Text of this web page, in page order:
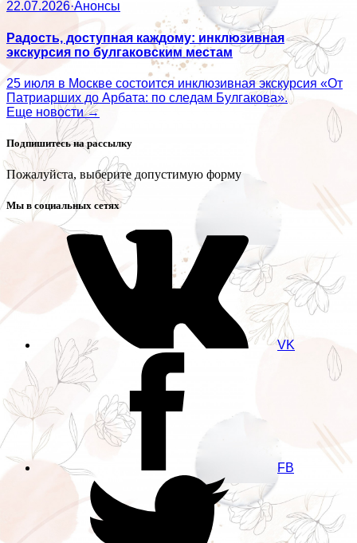
22.07.2026·Анонсы
Радость, доступная каждому: инклюзивная
экскурсия по булгаковским местам
25 июля в Москве состоится инклюзивная экскурсия «От
Патриарших до Арбата: по следам Булгакова».
Еще новости →
Подпишитесь на рассылку
Пожалуйста, выберите допустимую форму
Мы в социальных сетях
VK
FB